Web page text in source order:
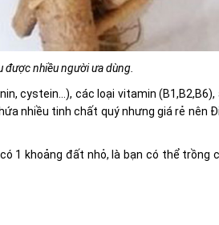
được nhiều người ưa dùng.
cystein…), các loại vitamin (B1,B2,B6),
nhiều tinh chất quý nhưng giá rẻ nên
1 khoảng đất nhỏ, là bạn có thể trồng